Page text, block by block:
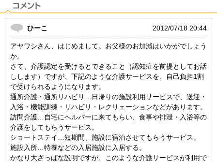
ひーこ 2012/07/18 20:44
アヤワシさん、はじめまして。お父様のお加減はいかがでしょう
か。
さて、介護認定を受けるとできること（認知症を前提としてお話
しします）ですが、下記のような介護サービスを、自己負担1割
で受けられるようになります。
通所介護・通所リハビリ…日帰りの施設利用サービスで、送迎・
入浴・機能訓練・リハビリ・レクリェーションなどがあります。
訪問介護…自宅にヘルパーに来てもらい、食事や排泄・入浴等の
介護をしてもらうサービス。
ショートステイ…短期間、施設に宿泊させてもらうサービス。
施設入所…特養などの入居施設に入居する。
かなり大ざっぱな説明ですが、このような介護サービスが利用で